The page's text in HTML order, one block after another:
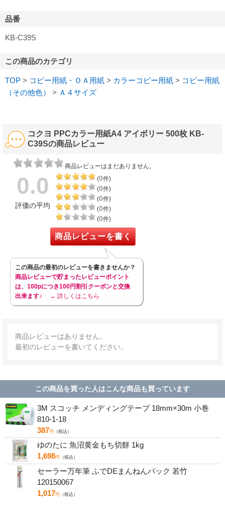
品番
KB-C39S
この商品のカテゴリ
TOP > コピー用紙・ＯＡ用紙 > カラーコピー用紙 > コピー用紙
（その他色）
> Ａ４サイズ
コクヨ PPCカラー用紙A4 アイボリー 500枚 KB-
C39Sの商品レビュー
商品レビューはまだありません。
0.0
評価の平均
(0件)
(0件)
(0件)
(0件)
(0件)
商品レビューを書く
この商品の最初のレビューを書きませんか？
商品レビューで貯まったレビューポイント
は、100pにつき100円割引クーポンと交換
出来ます♪
→ 詳しくはこちら
商品レビューはありません。
最初のレビューを書いてください。
この商品を買った人はこんな商品も買っています
3M スコッチ メンディングテープ 18mm×30m 小巻
810-1-18
387円 （税込）
ゆのたに 魚沼黄金もち切餅 1kg
1,698円 （税込）
セーラー万年筆 ふでDEまんねんパック 若竹
120150067
1,017円 （税込）